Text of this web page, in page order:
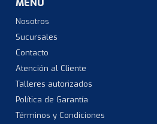
MENÚ
Nosotros
Sucursales
Contacto
Atención al Cliente
Talleres autorizados
Política de Garantía
Términos y Condiciones